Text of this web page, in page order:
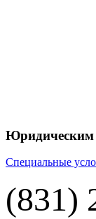
Специальные
(831)